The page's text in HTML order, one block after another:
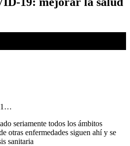
1…
seriamente todos los ámbitos
otras enfermedades siguen ahí y se
sanitaria